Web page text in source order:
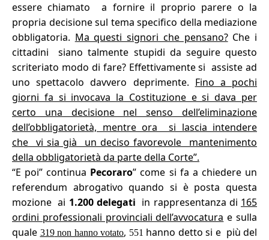
essere chiamato a fornire il proprio parere o la
propria decisione sul tema specifico della mediazione
obbligatoria. Ma questi signori che pensano?Che i
cittadini siano talmente stupidi da seguire questo
scriteriato modo di fare? Effettivamente si assiste ad
uno spettacolo davvero deprimente. Fino a pochi
giorni fa si invocava la Costituzione e si dava per
certo una decisione nel senso dell’eliminazione
dell’obbligatorietà, mentre ora si lascia intendere
che vi sia già un deciso favorevole mantenimento
della obbligatorietà da parte della Corte”.
“E poi” continua Pecoraro” come si fa a chiedere un
referendum abrogativo quando si è posta questa
mozione ai 1.200 delegati in rappresentanza di 165
ordini professionali provinciali dell’avvocatura e sulla
quale 319 non hanno votato, 551 hanno detto si e più del